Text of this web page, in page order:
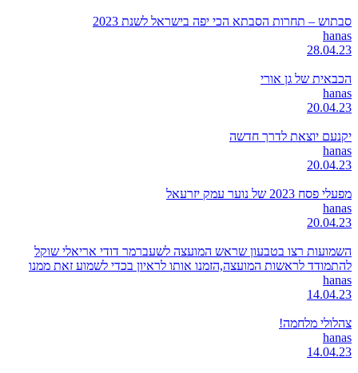
סבתוש – תחרות הסבתא הכי יפה בישראל לשנת 2023
hanas
28.04.23
הכבאית של גן אורי
hanas
20.04.23
יקנעם יוצאת לדרך חדשה
hanas
20.04.23
מפעלי פסח 2023 של נוער עמק יזרעאל
hanas
20.04.23
השמועות רצו בטבעון שראש המועצה לשעברמר דודי אריאלי שוקל
להתמודד לראשות המועצה,הזמנו אותו לראיון בכדי לשמוע זאת ממנו
hanas
14.04.23
צהלולי מלחמה!
hanas
14.04.23